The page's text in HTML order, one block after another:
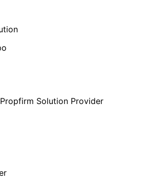
Best White Label Solution
FMLS:25 London Expo
Leading White Label Propfirm
Best Liquidity Provider